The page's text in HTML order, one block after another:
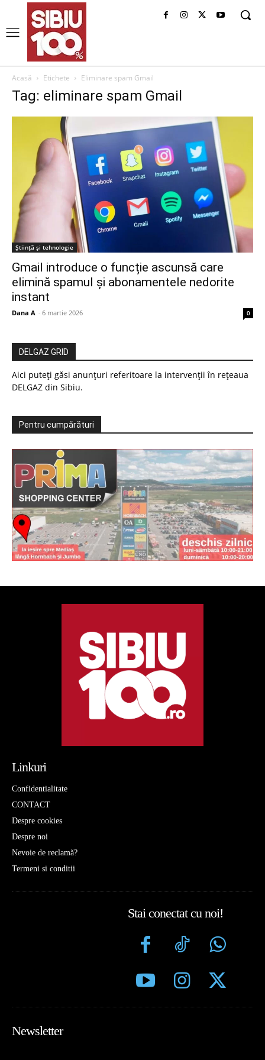
Acasă Etichete Eliminare spam Gmail
Tag: eliminare spam Gmail
Știință și tehnologie
Gmail introduce o funcție ascunsă care
elimină spamul și abonamentele nedorite
instant
Dana A - 6 martie 2026 0
DELGAZ GRID
Aici puteți găsi anunțuri referitoare la intervenții în rețeaua
DELGAZ din Sibiu.
Pentru cumpărături
Linkuri
Confidentialitate
CONTACT
Despre cookies
Despre noi
Nevoie de reclamă?
Termeni si conditii
Stai conectat cu noi!
Newsletter